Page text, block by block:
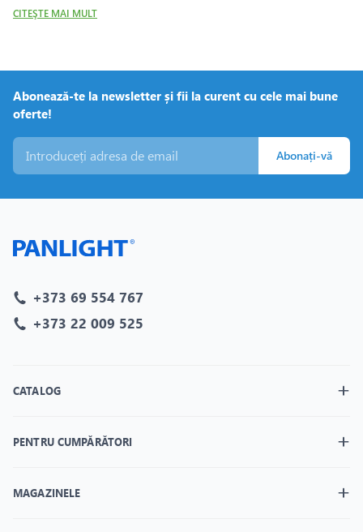
CITEŞTE MAI MULT
Abonează-te la newsletter și fii la curent cu cele mai bune
oferte!
Abonați-vă
+373 69 554 767
+373 22 009 525
CATALOG
PENTRU CUMPĂRĂTORI
MAGAZINELE